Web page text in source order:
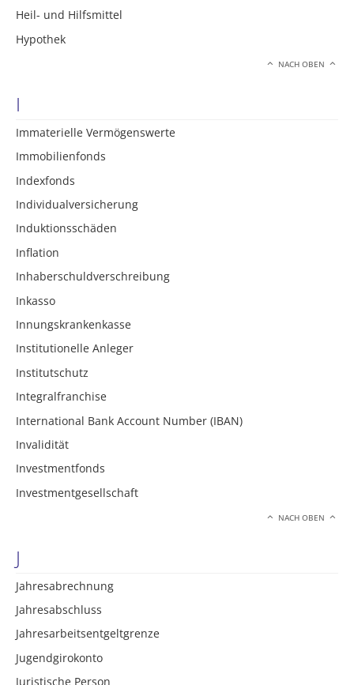
Heil- und Hilfsmittel
Hypothek
NACH OBEN
I
Immaterielle Vermögenswerte
Immobilienfonds
Indexfonds
Individualversicherung
Induktionsschäden
Inflation
Inhaberschuldverschreibung
Inkasso
Innungskrankenkasse
Institutionelle Anleger
Institutschutz
Integralfranchise
International Bank Account Number (IBAN)
Invalidität
Investmentfonds
Investmentgesellschaft
NACH OBEN
J
Jahresabrechnung
Jahresabschluss
Jahresarbeitsentgeltgrenze
Jugendgirokonto
Juristische Person